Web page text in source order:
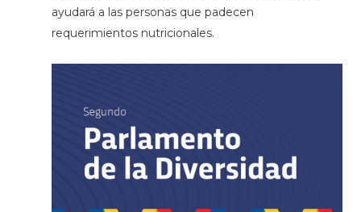
ayudará a las personas que padecen
requerimientos nutricionales.